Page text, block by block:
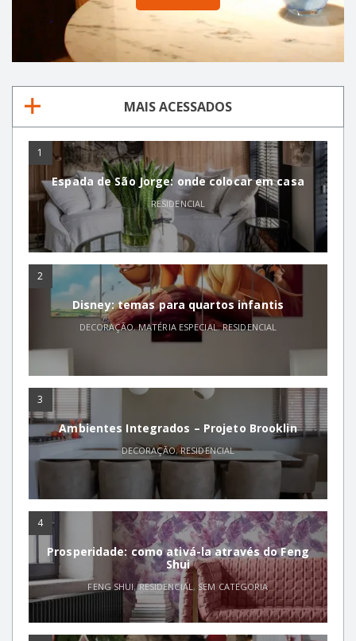
MAIS ACESSADOS
1
Espada de São Jorge: onde colocar em casa
RESIDENCIAL
2
Disney: temas para quartos infantis
DECORAÇÃO,MATÉRIA ESPECIAL,RESIDENCIAL
3
Ambientes Integrados – Projeto Brooklin
DECORAÇÃO,RESIDENCIAL
4
Prosperidade: como ativá-la através do Feng
Shui
FENG SHUI,RESIDENCIAL ,SEM CATEGORIA